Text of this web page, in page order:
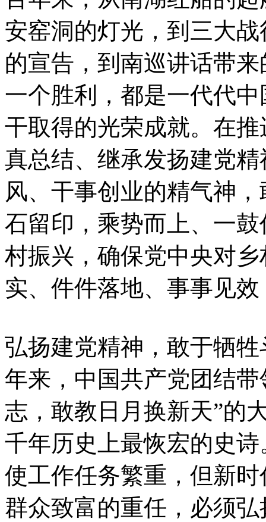
安窑洞的灯光，到三大
的宣告，到南巡讲话带
一个胜利，都是一代代
干取得的光荣成就。在
真总结、继承发扬建党
风、干事创业的精气神
石留印，乘势而上、一
村振兴，确保党中央对
实、件件落地、事事见
弘扬建党精神，敢于牺
年来，中国共产党团结
志，敢教日月换新天”的
千年历史上最恢宏的史
使工作任务繁重，但新
群众致富的重任，必须